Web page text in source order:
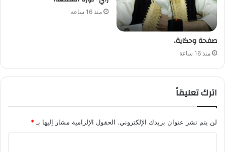
صفحة وحكاية،
منذ 16 ساعة
منذ 16 ساعة
اترك تعليقاً
لن يتم نشر عنوان بريدك الإلكتروني. الحقول الإلزامية مشار إليها بـ *